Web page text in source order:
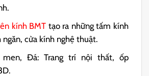
kính BMT tạo ra những tấm kính
ngăn, cửa kính nghệ thuật.
men, Đá: Trang trí nội thất, ốp